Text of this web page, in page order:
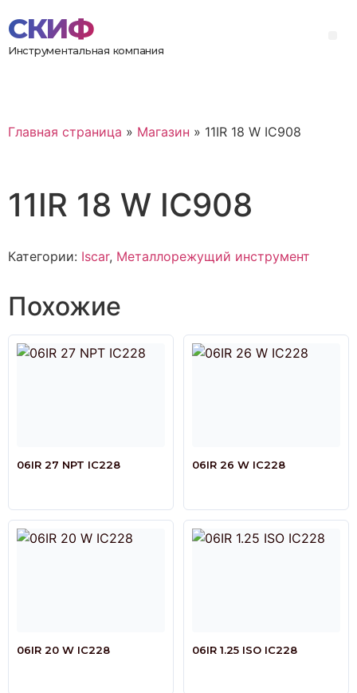
Инструментальная компания
Главная страница » Магазин » 11IR 18 W IC908
11IR 18 W IC908
Категории: Iscar, Металлорежущий инструмент
Похожие
06IR 27 NPT IC228 06IR 26 W IC228
06IR 20 W IC228 06IR 1.25 ISO IC228